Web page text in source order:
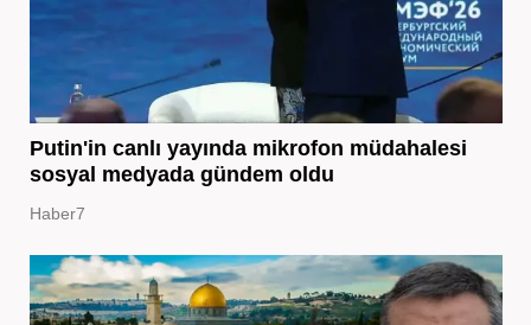
Putin'in canlı yayında mikrofon müdahalesi
sosyal medyada gündem oldu
Haber7